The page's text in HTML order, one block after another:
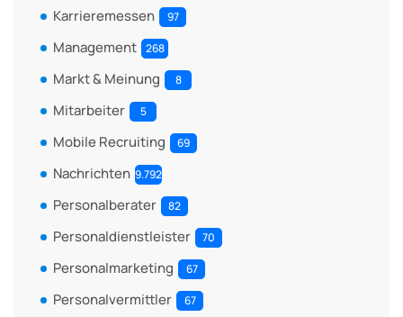
Karrieremessen 97
Management 268
Markt & Meinung 8
Mitarbeiter 5
Mobile Recruiting 69
Nachrichten 9.792
Personalberater 82
Personaldienstleister 70
Personalmarketing 67
Personalvermittler 67